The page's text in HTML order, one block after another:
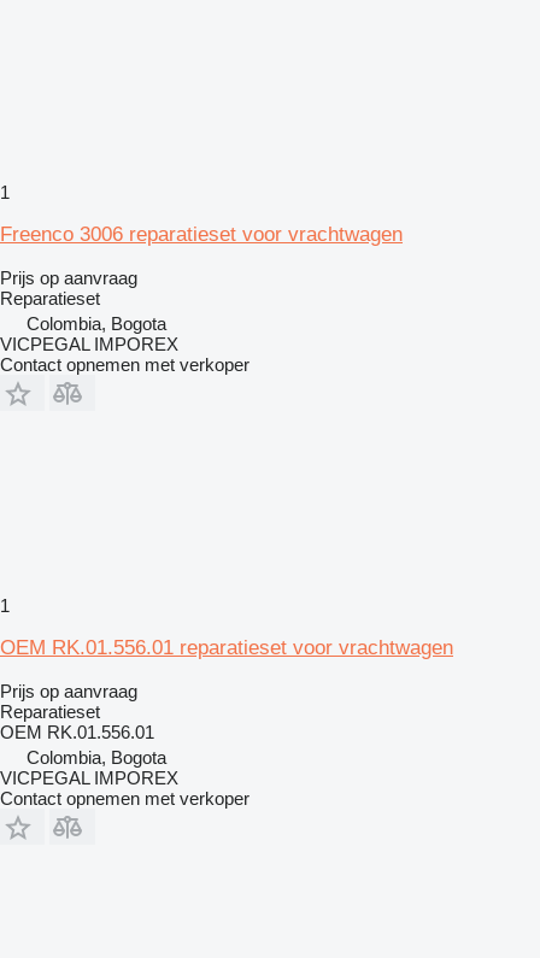
1
Freenco 3006 reparatieset voor vrachtwagen
Prijs op aanvraag
Reparatieset
Colombia, Bogota
VICPEGAL IMPOREX
Contact opnemen met verkoper
1
OEM RK.01.556.01 reparatieset voor vrachtwagen
Prijs op aanvraag
Reparatieset
OEM RK.01.556.01
Colombia, Bogota
VICPEGAL IMPOREX
Contact opnemen met verkoper